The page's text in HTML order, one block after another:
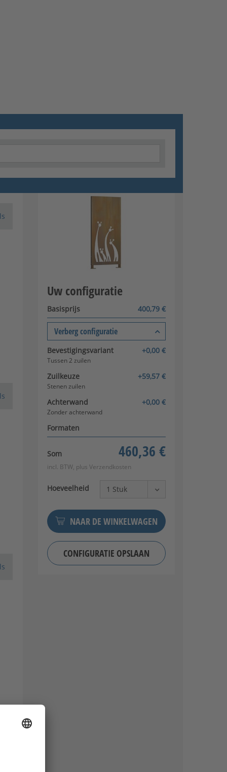
Uw configuratie
Basisprijs 400,79 €
Verberg configuratie
Bevestigingsvariant +0,00 €
Tussen 2 zuilen
Zuilkeuze +59,57 €
Stenen zuilen
Achterwand +0,00 €
Zonder achterwand
Formaten
Som 460,36 €
incl. BTW, plus Verzendkosten
Hoeveelheid
NAAR DE WINKELWAGEN
CONFIGURATIE OPSLAAN